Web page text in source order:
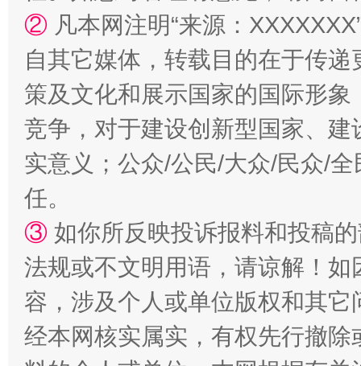
国家大学科技园优化重塑工作
扯下公款旅游的“隐身衣” 如何以
② 凡本网注明“来源：
自其它媒体，转载目的在于传
策及文化和展示国家的国际形
竞争，对于建设创新型国家、
实意义；公众/公民/大众/民众/
任。
③ 如你所反映投诉报料和投稿
法规或不文明用语，请谅解！
容，涉及个人或单位版权和其它
经本网核实属实，有权先行撤